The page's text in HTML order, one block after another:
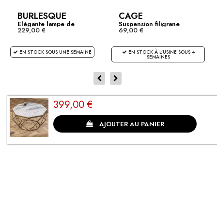
BURLESQUE
Elégante lampe de
table...
229,00 €
EN STOCK SOUS UNE SEMAINE
CAGE
Suspension filigrane
CAGE S...
69,00 €
EN STOCK À L'USINE SOUS 4
SEMAINES
399,00 €
AJOUTER AU PANIER
CLIENTS SATISFAITS